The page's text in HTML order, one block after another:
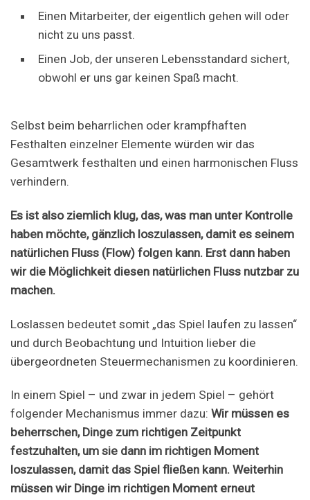
Einen Mitarbeiter, der eigentlich gehen will oder
nicht zu uns passt.
Einen Job, der unseren Lebensstandard sichert,
obwohl er uns gar keinen Spaß macht.
Selbst beim beharrlichen oder krampfhaften
Festhalten einzelner Elemente würden wir das
Gesamtwerk festhalten und einen harmonischen Fluss
verhindern.
Es ist also ziemlich klug, das, was man unter Kontrolle
haben möchte, gänzlich loszulassen, damit es seinem
natürlichen Fluss (Flow) folgen kann. Erst dann haben
wir die Möglichkeit diesen natürlichen Fluss nutzbar zu
machen.
Loslassen bedeutet somit „das Spiel laufen zu lassen“
und durch Beobachtung und Intuition lieber die
übergeordneten Steuermechanismen zu koordinieren.
In einem Spiel – und zwar in jedem Spiel – gehört
folgender Mechanismus immer dazu: Wir müssen es
beherrschen, Dinge zum richtigen Zeitpunkt
festzuhalten, um sie dann im richtigen Moment
loszulassen, damit das Spiel fließen kann. Weiterhin
müssen wir Dinge im richtigen Moment erneut